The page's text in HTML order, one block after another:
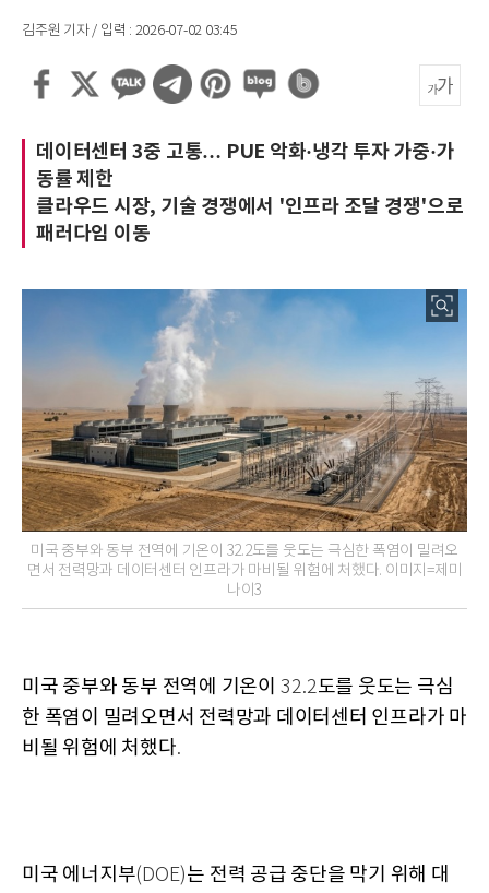
김주원 기자 / 입력 : 2026-07-02 03:45
데이터센터 3중 고통… PUE 악화·냉각 투자 가중·가
동률 제한
클라우드 시장, 기술 경쟁에서 '인프라 조달 경쟁'으로
패러다임 이동
미국 중부와 동부 전역에 기온이 32.2도를 웃도는 극심한 폭염이 밀려오
면서 전력망과 데이터센터 인프라가 마비될 위험에 처했다. 이미지=제미
나이3
미국 중부와 동부 전역에 기온이 32.2도를 웃도는 극심
한 폭염이 밀려오면서 전력망과 데이터센터 인프라가 마
비될 위험에 처했다.
미국 에너지부(DOE)는 전력 공급 중단을 막기 위해 대